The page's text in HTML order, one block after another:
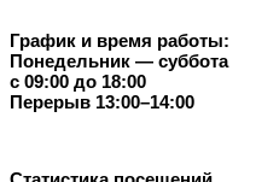
График и время работы:
Понедельник — суббота
с 09:00 до 18:00
Перерыв 13:00–14:00